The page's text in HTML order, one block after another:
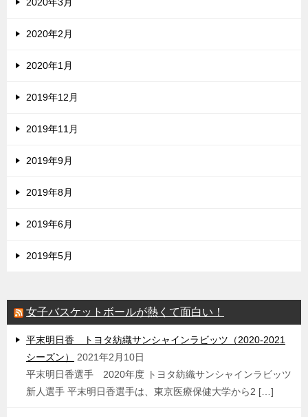
2020年2月
2020年1月
2019年12月
2019年11月
2019年9月
2019年8月
2019年6月
2019年5月
女子バスケットボールが熱くて面白い！
平末明日香 トヨタ紡織サンシャインラビッツ（2020-2021
シーズン）
2021年2月10日
平末明日香選手 2020年度 トヨタ紡織サンシャインラビッツ
新人選手 平末明日香選手は、東京医療保健大学から2 […]